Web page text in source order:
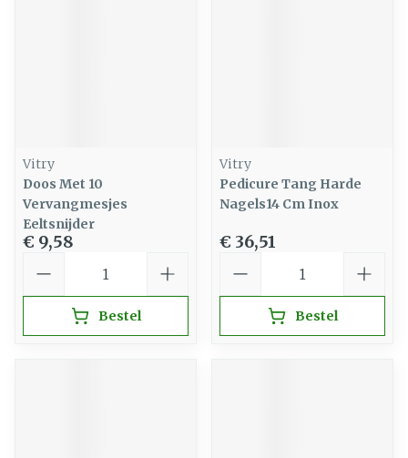
Vitry
Doos Met 10
Vervangmesjes
Eeltsnijder
€ 9,58
Bestel
Vitry
Pedicure Tang Harde
Nagels14 Cm Inox
€ 36,51
Bestel